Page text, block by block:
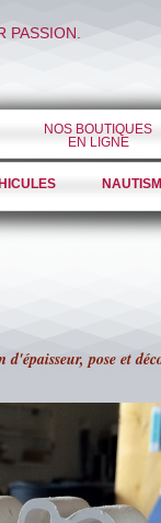
PASSION.
NOS BOUTIQUES
EN LIGNE
pose et